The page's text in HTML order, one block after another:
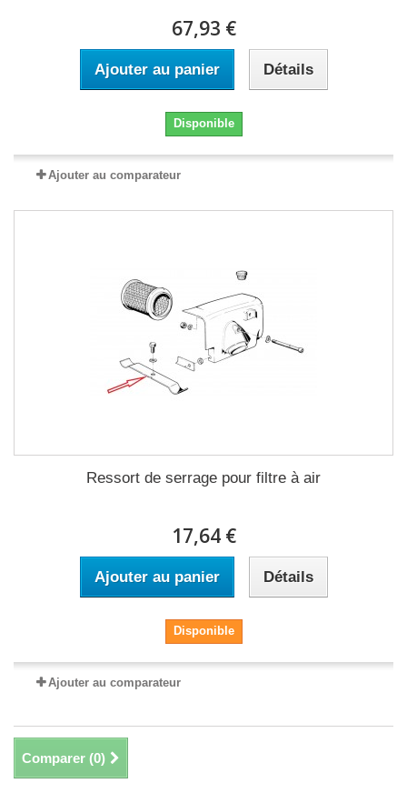
67,93 €
Ajouter au panier Détails
Disponible
Ajouter au comparateur
Ressort de serrage pour filtre à air
17,64 €
Ajouter au panier Détails
Disponible
Ajouter au comparateur
Comparer (0)